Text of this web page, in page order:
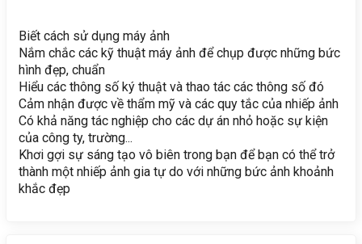
Biết cách sử dụng máy ảnh
Nắm chắc các kỹ thuật máy ảnh để chụp được những bức
hình đẹp, chuẩn
Hiểu các thông số ký thuật và thao tác các thông số đó
Cảm nhận được về thẩm mỹ và các quy tắc của nhiếp ảnh
Có khả năng tác nghiệp cho các dự án nhỏ hoặc sự kiện
của công ty, trường...
Khơi gợi sự sáng tạo vô biên trong bạn để bạn có thể trở
thành một nhiếp ảnh gia tự do với những bức ảnh khoảnh
khắc đẹp